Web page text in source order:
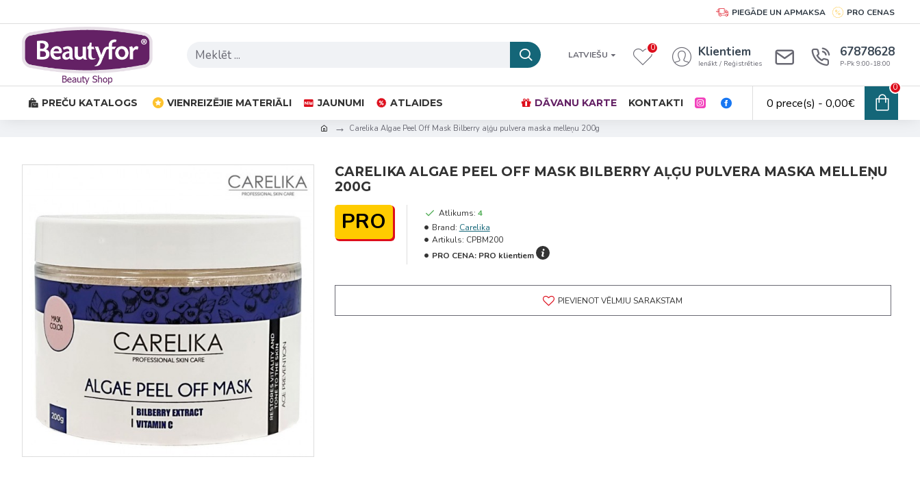
PIEGĀDE UN APMAKSA PRO CENAS
LATVIEŠU
0 Klientiem
Ienākt / Reģistrēties
67878628
P-Pk 9:00-18:00
PREČU KATALOGS VIENREIZĒJIE MATERIĀLI JAUNUMI ATLAIDES DĀVANU KARTE KONTAKTI 0 prece(s) - 0,00€
0
Carelika Algae Peel Off Mask Bilberry aļģu pulvera maska melleņu 200g
CARELIKA ALGAE PEEL OFF MASK BILBERRY AĻĢU PULVERA MASKA MELLEŅU
200G
PRO Atlikums: 4
Brand: Carelika
Artikuls: CPBM200
PRO CENA: PRO klientiem
PIEVIENOT VĒLMJU SARAKSTAM